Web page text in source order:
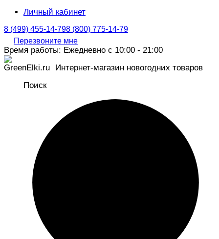
Личный кабинет
8 (499) 455-14-798 (800) 775-14-79
Перезвоните мне
Время работы: Ежедневно с 10:00 - 21:00
Интернет-магазин новогодних товаров
Поиск